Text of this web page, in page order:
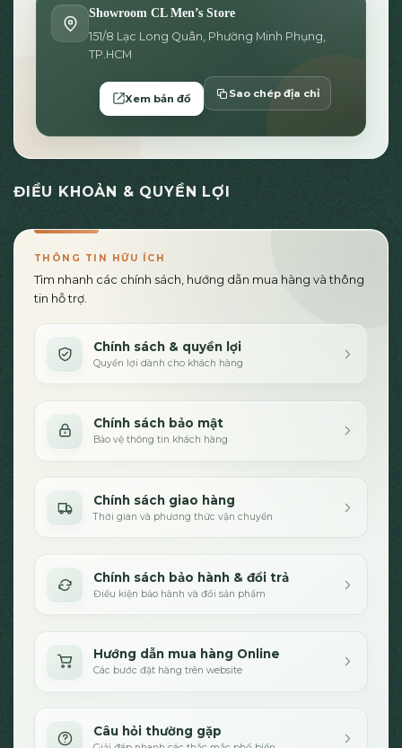
Showroom CL Men’s Store
151/8 Lạc Long Quân, Phường Minh Phụng,
TP.HCM
Xem bản đồ Sao chép địa chỉ
ĐIỀU KHOẢN & QUYỀN LỢI
THÔNG TIN HỮU ÍCH
Tìm nhanh các chính sách, hướng dẫn mua hàng và thông
tin hỗ trợ.
Chính sách & quyền lợi
Quyền lợi dành cho khách hàng
Chính sách bảo mật
Bảo vệ thông tin khách hàng
Chính sách giao hàng
Thời gian và phương thức vận chuyển
Chính sách bảo hành & đổi trả
Điều kiện bảo hành và đổi sản phẩm
Hướng dẫn mua hàng Online
Các bước đặt hàng trên website
Câu hỏi thường gặp